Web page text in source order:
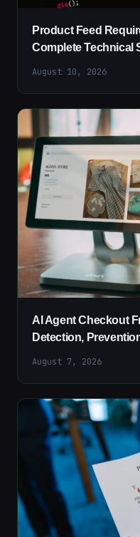
Product Feed
Complete Technical
August 10, 2026
AI Agent Checkout
Detection,
August 7, 2026